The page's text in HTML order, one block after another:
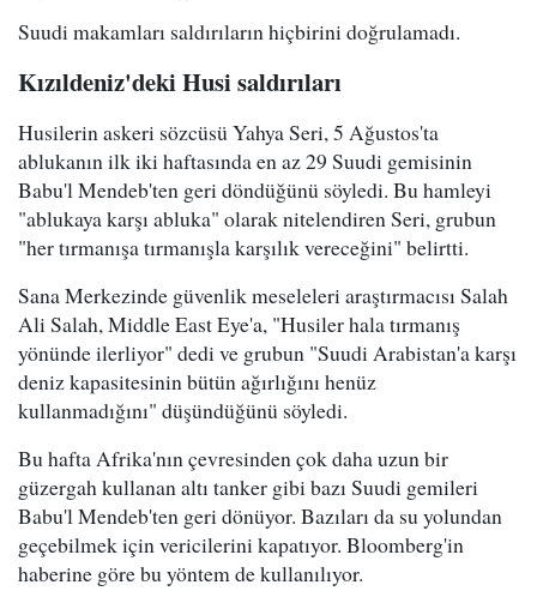
Suudi makamları saldırıların hiçbirini doğrulamadı.
Kızıldeniz'deki Husi saldırıları
Husilerin askeri sözcüsü Yahya Seri, 5 Ağustos'ta
ablukanın ilk iki haftasında en az 29 Suudi gemisinin
Babu'l Mendeb'ten geri döndüğünü söyledi. Bu hamleyi
"ablukaya karşı abluka" olarak nitelendiren Seri, grubun
"her tırmanışa tırmanışla karşılık vereceğini" belirtti.
Sana Merkezinde güvenlik meseleleri araştırmacısı Salah
Ali Salah, Middle East Eye'a, "Husiler hala tırmanış
yönünde ilerliyor" dedi ve grubun "Suudi Arabistan'a karşı
deniz kapasitesinin bütün ağırlığını henüz
kullanmadığını" düşündüğünü söyledi.
Bu hafta Afrika'nın çevresinden çok daha uzun bir
güzergah kullanan altı tanker gibi bazı Suudi gemileri
Babu'l Mendeb'ten geri dönüyor. Bazıları da su yolundan
geçebilmek için vericilerini kapatıyor. Bloomberg'in
haberine göre bu yöntem de kullanılıyor.